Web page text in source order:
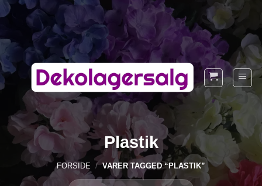
Fortsæt
Plastik
FORSIDE / VARER TAGGED “PLASTIK”